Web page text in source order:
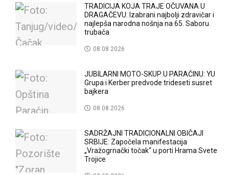
TRADICIJA KOJA TRAJE OČUVANA U
DRAGAČEVU: Izabrani najbolji zdravičar i
najlepša narodna nošnja na 65. Saboru
trubača
08.08.2026
JUBILARNI MOTO-SKUP U PARAĆINU: YU
Grupa i Kerber predvode trideseti susret
bajkera
08.08.2026
SADRŽAJNI TRADICIONALNI OBIČAJI
SRBIJE: Započela manifestacija
„Vražogrnački točak“ u porti Hrama Svete
Trojice